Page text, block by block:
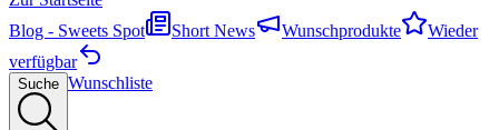
Blog - Sweets Spot
Short News Wunschprodukte
Wieder
verfügbar
Suche Wunschliste